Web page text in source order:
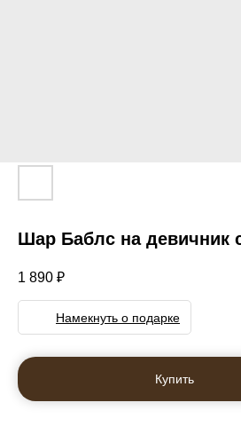
Шар Баблс на девичник
1 890 ₽
Намекнуть о подарке
Купить